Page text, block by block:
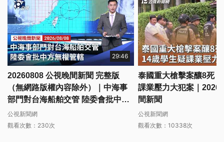
29:46
20260808 公視晚間新聞 完整版
（無網路版權內容除外）｜中海事
部門對台海船舶交管 陸委會批中方
無權管轄
公視新聞網
觀看次數：230次
泰國重大槍擊案釀8死
課業壓力大犯案｜
間新聞
公視新聞網
觀看次數：10338次